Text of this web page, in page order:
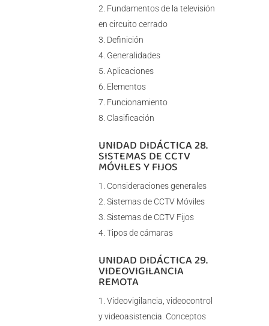
Fundamentos de la televisión
en circuito cerrado
Definición
Generalidades
Aplicaciones
Elementos
Funcionamiento
Clasificación
UNIDAD DIDÁCTICA 28.
SISTEMAS DE CCTV
MÓVILES Y FIJOS
Consideraciones generales
Sistemas de CCTV Móviles
Sistemas de CCTV Fijos
Tipos de cámaras
UNIDAD DIDÁCTICA 29.
VIDEOVIGILANCIA
REMOTA
Videovigilancia, videocontrol
y videoasistencia. Conceptos